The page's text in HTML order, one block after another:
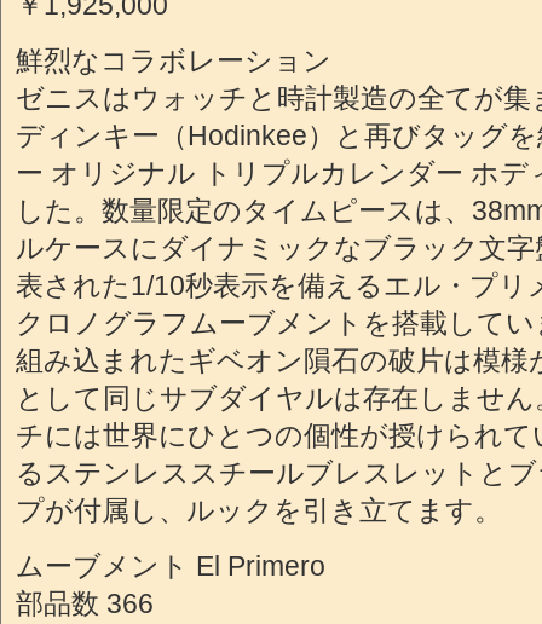
鮮烈なコラボレーション
ゼニスはウォッチと時計製造の全てが
ディンキー（Hodinkee）と再びタッグ
ー オリジナル トリプルカレンダー ホデ
した。数量限定のタイムピースは、
ルケースにダイナミックなブラック文
表された1/10秒表示を備えるエル・プリ
クロノグラフムーブメントを搭載して
組み込まれたギベオン隕石の破片は模様
として同じサブダイヤルは存在しませ
チには世界にひとつの個性が授けられ
るステンレススチールブレスレットと
プが付属し、ルックを引き立てます。
ムーブメント El Primero
部品数 366